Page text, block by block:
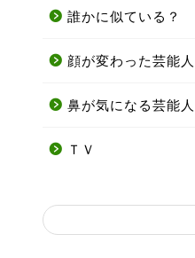
誰かに似ている？
顔が変わった芸能人
鼻が気になる芸能人
ＴＶ